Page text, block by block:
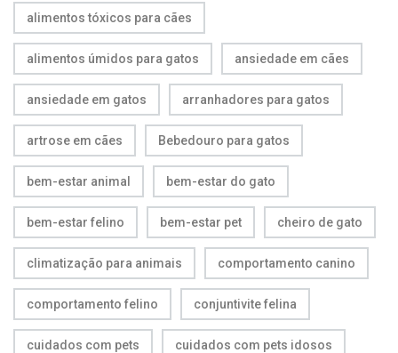
alimentos tóxicos para cães
alimentos úmidos para gatos ansiedade em cães
ansiedade em gatos arranhadores para gatos
artrose em cães Bebedouro para gatos
bem-estar animal bem-estar do gato
bem-estar felino bem-estar pet cheiro de gato
climatização para animais comportamento canino
comportamento felino conjuntivite felina
cuidados com pets cuidados com pets idosos